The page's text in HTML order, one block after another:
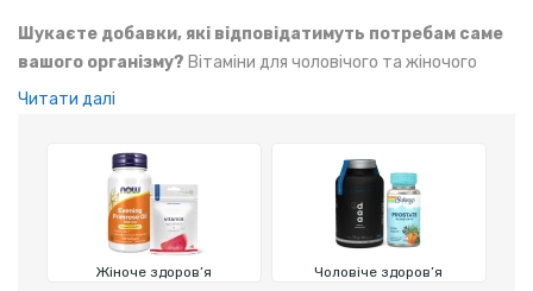
Шукаєте добавки, які відповідатимуть потребам саме
вашого організму? Вітаміни для чоловічого та жіночого
здоров’я підтримують гормональний баланс, покращують
тренувань. Орієнтовані на особливості метаболізму залежно
Читати далі
Жіноче здоров’я Чоловіче здоров’я